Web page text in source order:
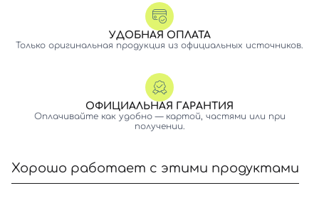
УДОБНАЯ ОПЛАТА
Только оригинальная продукция из официальных источников.
ОФИЦИАЛЬНАЯ ГАРАНТИЯ
Оплачивайте как удобно — картой, частями или при
получении.
Хорошо работает с этими продуктами